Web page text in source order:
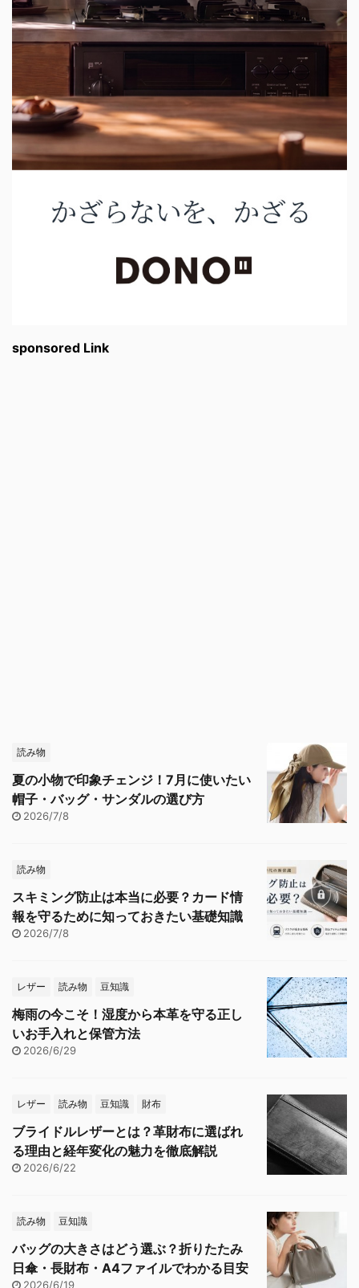
sponsored Link
読み物
夏の小物で印象チェンジ！7月に使いたい
帽子・バッグ・サンダルの選び方
2026/7/8
読み物
スキミング防止は本当に必要？カード情
報を守るために知っておきたい基礎知識
2026/7/8
レザー 読み物 豆知識
梅雨の今こそ！湿度から本革を守る正し
いお手入れと保管方法
2026/6/29
レザー 読み物 豆知識 財布
ブライドルレザーとは？革財布に選ばれ
る理由と経年変化の魅力を徹底解説
2026/6/22
読み物 豆知識
バッグの大きさはどう選ぶ？折りたたみ
日傘・長財布・A4ファイルでわかる目安
2026/6/19